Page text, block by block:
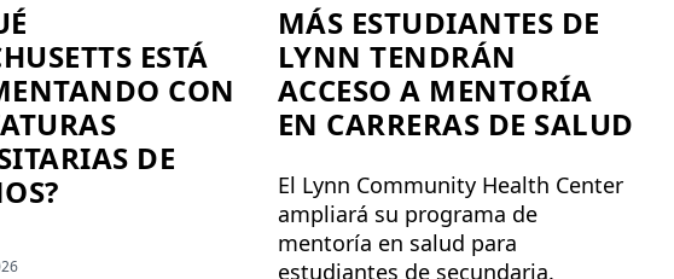
ESTÁ
CON
DE
MÁS ESTUDIANTES DE
LYNN TENDRÁN
ACCESO A MENTORÍA
EN CARRERAS DE SALUD
El Lynn Community Health Center
ampliará su programa de
mentoría en salud para
estudiantes de secundaria.